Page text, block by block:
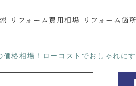
リフォーム費用相場 リフォーム箇
価格相場！ローコストでおしゃれに